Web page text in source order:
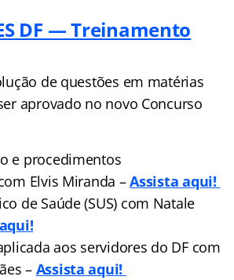
DF — Treinamento
de questões em matérias
aprovado no novo Concurso
e procedimentos
Elvis Miranda –Assista aqui!
de Saúde (SUS) com Natale
aos servidores do DF com
– Assista aqui!